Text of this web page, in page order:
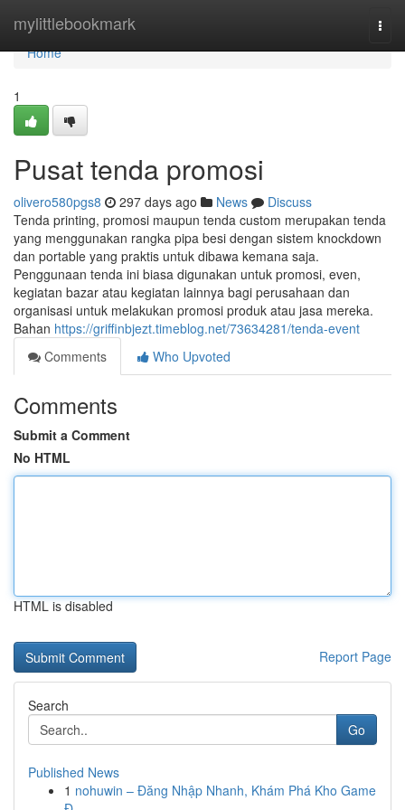
mylittlebookmark
Home
Home
1
Pusat tenda promosi
olivero580pgs8 297 days ago News
Discuss
Tenda printing, promosi maupun tenda custom merupakan tenda
yang menggunakan rangka pipa besi dengan sistem knockdown
dan portable yang praktis untuk dibawa kemana saja.
Penggunaan tenda ini biasa digunakan untuk promosi, even,
kegiatan bazar atau kegiatan lainnya bagi perusahaan dan
organisasi untuk melakukan promosi produk atau jasa mereka.
Bahan https://griffinbjezt.timeblog.net/73634281/tenda-event
Comments
Who Upvoted
Comments
Submit a Comment
No HTML
HTML is disabled
Report Page
Search
Go
Published News
1 nohuwin – Đăng Nhập Nhanh, Khám Phá Kho Game